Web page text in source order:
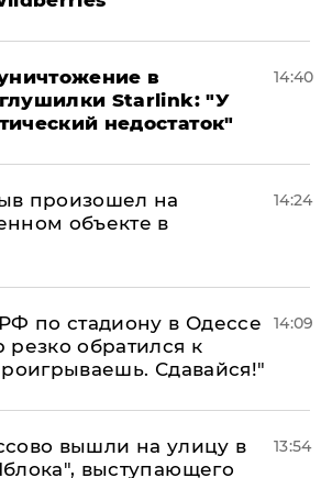
в
Starlink: "У
недостаток"
14:40
произошел на
объекте в
14:24
по стадиону в Одессе
резко обратился к
Сдавайся!"
14:09
вышли на улицу в
выступающего
13:54